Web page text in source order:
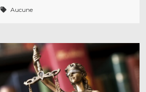
Aucune